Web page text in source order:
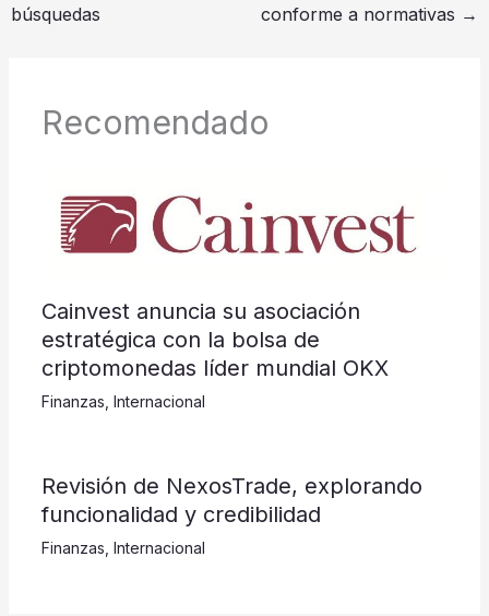
búsquedas
conforme a normativas →
Recomendado
Cainvest anuncia su asociación
estratégica con la bolsa de
criptomonedas líder mundial OKX
Finanzas Internacional
Revisión de NexosTrade, explorando
funcionalidad y credibilidad
Finanzas Internacional